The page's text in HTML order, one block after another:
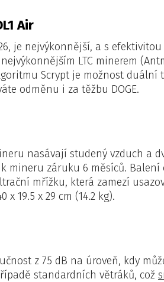
Air
je nejvýkonnější, a s
LTC minerem
Scrypt je možnost duální
odměnu i za těžbu DOGE.
nasávají studený vzduch a
mineru záruku 6 měsíců. Balení
mřížku, která zamezí
19.5 x 29 cm (14.2 kg).
z 75 dB na úroveň, kdy
standardních větráků, což